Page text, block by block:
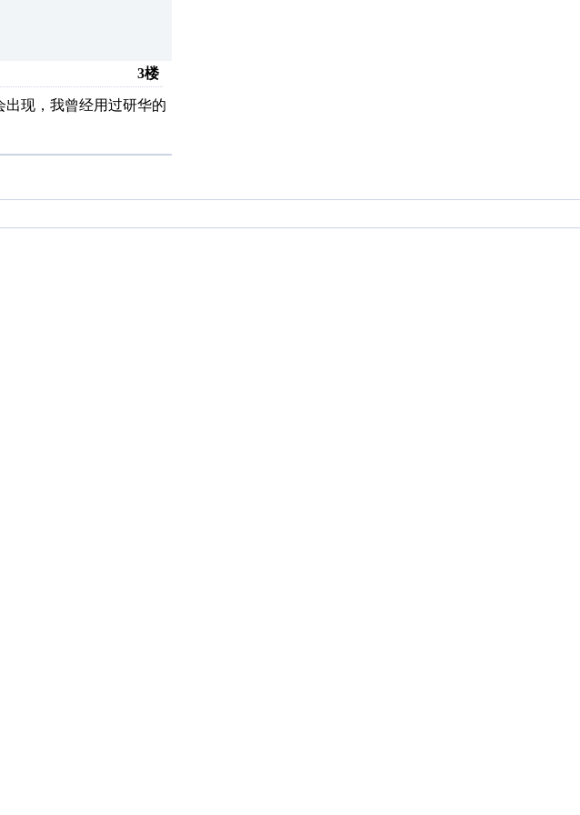
3楼
出现，我曾经用过研华的